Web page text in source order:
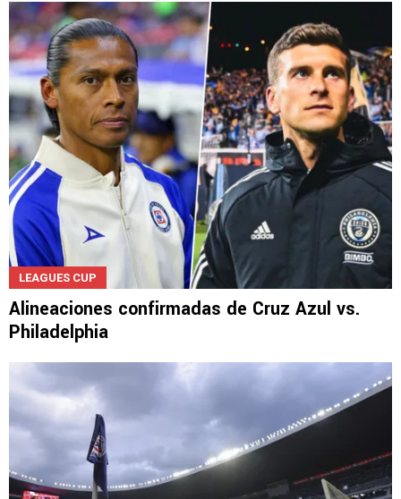
LEAGUES CUP
Alineaciones confirmadas de Cruz Azul vs.
Philadelphia